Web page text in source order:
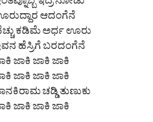
ಆದಂಗೆನೆ
ಕಡಿಮೆ ಅರ್ಧ ಊರು
ಹೆಸ್ರಿಗೆ ಬರದಂಗೆನೆ
ಜಾಕಿ ಜಾಕಿ ಜಾಕಿ
ಜಾಕಿ ಜಾಕಿ ಜಾಕಿ
ಚಡ್ಡಿ ತುಣುಕು
ಜಾಕಿ ಜಾಕಿ ಜಾಕಿ